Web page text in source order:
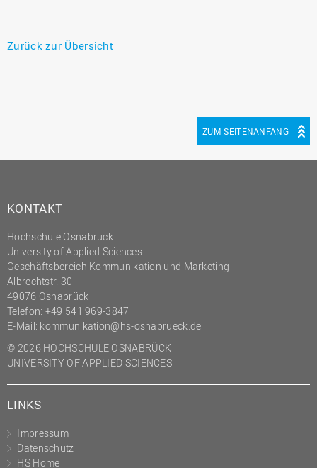
Zurück zur Übersicht
ZUM SEITENANFANG
KONTAKT
Hochschule Osnabrück
University of Applied Sciences
Geschäftsbereich Kommunikation und Marketing
Albrechtstr. 30
49076 Osnabrück
Telefon: +49 541 969-3847
E-Mail: kommunikation@hs-osnabrueck.de
© 2026 HOCHSCHULE OSNABRÜCK
UNIVERSITY OF APPLIED SCIENCES
LINKS
Impressum
Datenschutz
HS Home